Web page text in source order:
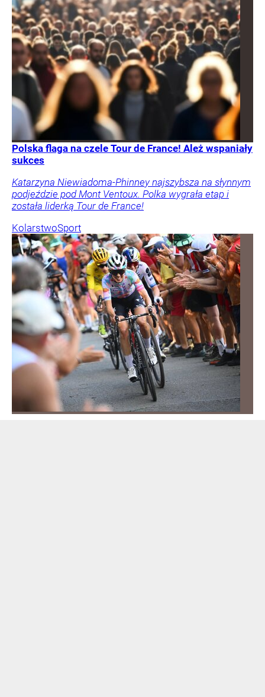
Polska flaga na czele Tour de France! Ależ wspaniały
sukces
Katarzyna Niewiadoma-Phinney najszybsza na słynnym
podjeździe pod Mont Ventoux. Polka wygrała etap i
została liderką Tour de France!
KolarstwoSport